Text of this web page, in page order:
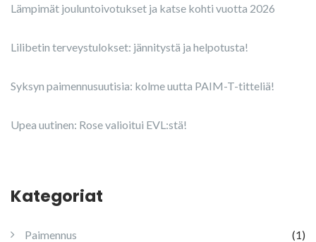
Lämpimät jouluntoivotukset ja katse kohti vuotta 2026
Lilibetin terveystulokset: jännitystä ja helpotusta!
Syksyn paimennusuutisia: kolme uutta PAIM-T-titteliä!
Upea uutinen: Rose valioitui EVL:stä!
Kategoriat
Paimennus
(1)